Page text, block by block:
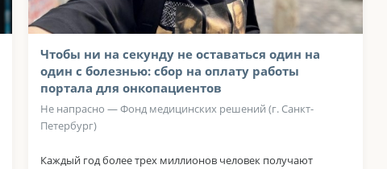
Чтобы ни на секунду не оставаться один на
один с болезнью: сбор на оплату работы
портала для онкопациентов
Не напрасно — Фонд медицинских решений (г. Санкт-
Петербург)
Каждый год более трех миллионов человек получают